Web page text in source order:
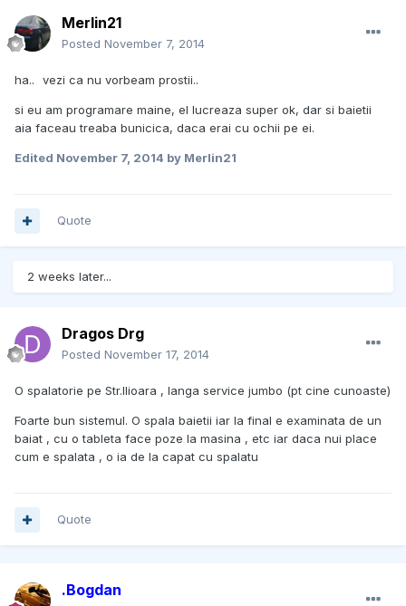
Merlin21
Posted November 7, 2014
ha.. vezi ca nu vorbeam prostii..
si eu am programare maine, el lucreaza super ok, dar si baietii
aia faceau treaba bunicica, daca erai cu ochii pe ei.
Edited November 7, 2014 by Merlin21
Quote
2 weeks later...
Dragos Drg
Posted November 17, 2014
O spalatorie pe Str.Ilioara , langa service jumbo (pt cine cunoaste)
Foarte bun sistemul. O spala baietii iar la final e examinata de un
baiat , cu o tableta face poze la masina , etc iar daca nui place
cum e spalata , o ia de la capat cu spalatu
Quote
.Bogdan